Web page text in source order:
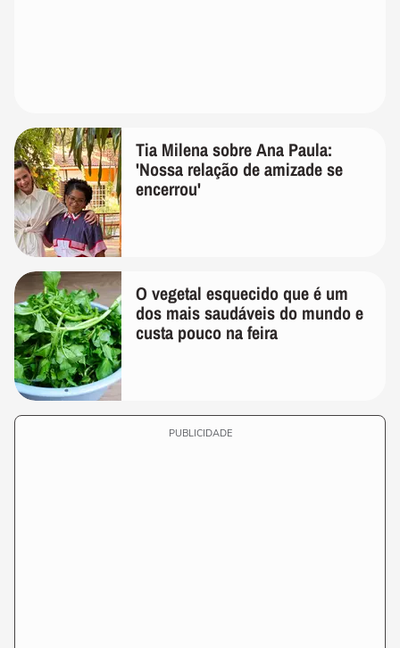
Tia Milena sobre Ana Paula:
'Nossa relação de amizade se
encerrou'
O vegetal esquecido que é um
dos mais saudáveis do mundo e
custa pouco na feira
PUBLICIDADE